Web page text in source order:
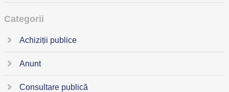
Categorii
Achiziții publice
Anunt
Consultare publică